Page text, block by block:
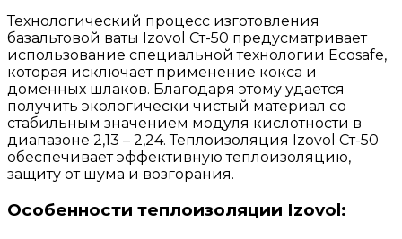
Технологический процесс изготовления
базальтовой ваты Izovol Ст-50 предусматривает
использование специальной технологии Ecosafe,
которая исключает применение кокса и
доменных шлаков. Благодаря этому удается
получить экологически чистый материал со
стабильным значением модуля кислотности в
диапазоне 2,13 – 2,24. Теплоизоляция Izovol Ст-50
обеспечивает эффективную теплоизоляцию,
защиту от шума и возгорания.
Особенности теплоизоляции Izovol: